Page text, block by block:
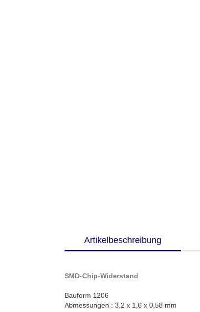
Artikelbeschreibung
SMD-Chip-Widerstand
Bauform 1206
Abmessungen : 3,2 x 1,6 x 0,58 mm